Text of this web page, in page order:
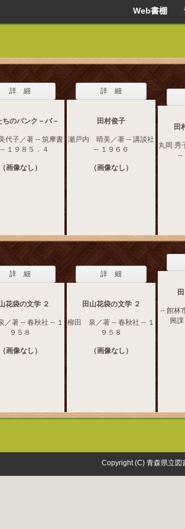
Web書棚
詳 細
ちのバンク－バ－
子／著 -- 筑摩書
１９８５．４
（画像なし）
詳 細
田村俊子
瀬戸内 晴美／著 -- 講談社
-- １９６６
（画像なし）
田
丸岡 秀
--
詳 細
花袋の文学 ２
著 -- 春秋社 -- １
９５８
（画像なし）
詳 細
田山花袋の文学 ２
柳田 泉／著 -- 春秋社 -- １
９５８
（画像なし）
-- 館林
興課
Copyright (C) 青森県立